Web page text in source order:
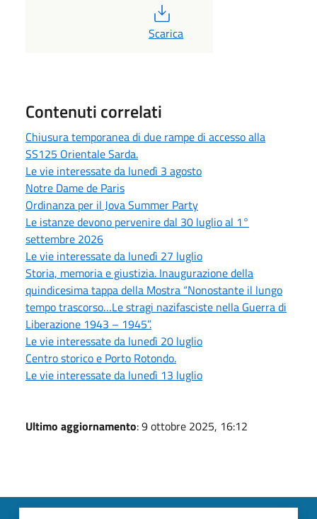
PDF
Scarica
Contenuti correlati
Chiusura temporanea di due rampe di accesso alla
SS125 Orientale Sarda.
Le vie interessate da lunedì 3 agosto
Notre Dame de Paris
Ordinanza per il Jova Summer Party
Le istanze devono pervenire dal 30 luglio al 1°
settembre 2026
Le vie interessate da lunedì 27 luglio
Storia, memoria e giustizia. Inaugurazione della
quindicesima tappa della Mostra “Nonostante il lungo
tempo trascorso…Le stragi nazifasciste nella Guerra di
Liberazione 1943 – 1945”.
Le vie interessate da lunedì 20 luglio
Centro storico e Porto Rotondo.
Le vie interessate da lunedì 13 luglio
Ultimo aggiornamento: 9 ottobre 2025, 16:12